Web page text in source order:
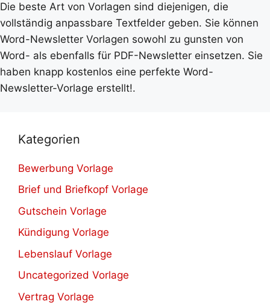
Die beste Art von Vorlagen sind diejenigen, die
vollständig anpassbare Textfelder geben. Sie können
Word-Newsletter Vorlagen sowohl zu gunsten von
Word- als ebenfalls für PDF-Newsletter einsetzen. Sie
haben knapp kostenlos eine perfekte Word-
Newsletter-Vorlage erstellt!.
Kategorien
Bewerbung Vorlage
Brief und Briefkopf Vorlage
Gutschein Vorlage
Kündigung Vorlage
Lebenslauf Vorlage
Uncategorized Vorlage
Vertrag Vorlage